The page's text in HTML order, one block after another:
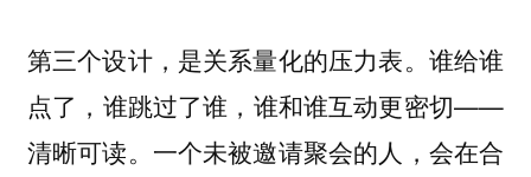
第三个设计，是关系量化的压力表。谁给谁
点了，谁跳过了谁，谁和谁互动更密切——
清晰可读。一个未被邀请聚会的人，会在合